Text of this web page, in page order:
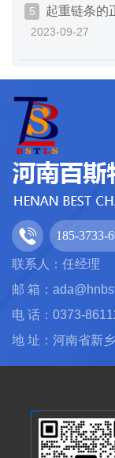
5 起重链条的
2023-09-27
185-3733-
联系人：任经理
邮 箱：
电 话：0373-
地 址：河南省新